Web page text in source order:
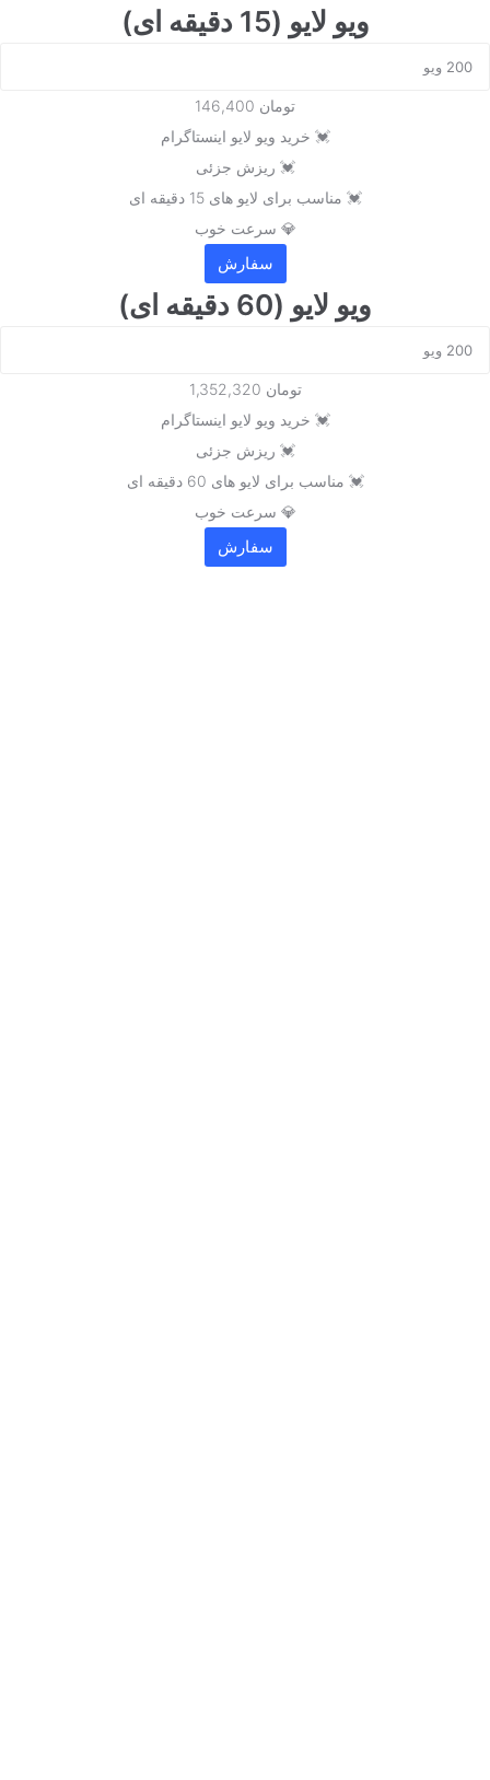
ویو لایو (15 دقیقه ای)
تومان 146,400
💓 خرید ویو لایو اینستاگرام
💓 ریزش جزئی
💓 مناسب برای لایو های 15 دقیقه ای
💎 سرعت خوب
ویو لایو (60 دقیقه ای)
تومان 1,352,320
💓 خرید ویو لایو اینستاگرام
💓 ریزش جزئی
💓 مناسب برای لایو های 60 دقیقه ای
💎 سرعت خوب